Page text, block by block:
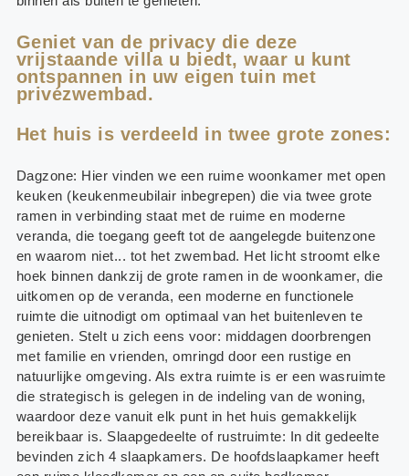
Geniet van de privacy die deze
vrijstaande villa u biedt, waar u kunt
ontspannen in uw eigen tuin met
privézwembad.
Het huis is verdeeld in twee grote zones:
Dagzone: Hier vinden we een ruime woonkamer met open
keuken (keukenmeubilair inbegrepen) die via twee grote
ramen in verbinding staat met de ruime en moderne
veranda, die toegang geeft tot de aangelegde buitenzone
en waarom niet... tot het zwembad. Het licht stroomt elke
hoek binnen dankzij de grote ramen in de woonkamer, die
uitkomen op de veranda, een moderne en functionele
ruimte die uitnodigt om optimaal van het buitenleven te
genieten. Stelt u zich eens voor: middagen doorbrengen
met familie en vrienden, omringd door een rustige en
natuurlijke omgeving. Als extra ruimte is er een wasruimte
die strategisch is gelegen in de indeling van de woning,
waardoor deze vanuit elk punt in het huis gemakkelijk
bereikbaar is. Slaapgedeelte of rustruimte: In dit gedeelte
bevinden zich 4 slaapkamers. De hoofdslaapkamer heeft